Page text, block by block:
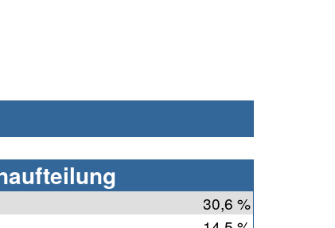
30,6 %